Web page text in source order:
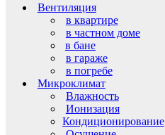
Вентиляция
в квартире
в частном доме
в бане
в гараже
в погребе
Микроклимат
Влажность
Ионизация
Кондиционирование